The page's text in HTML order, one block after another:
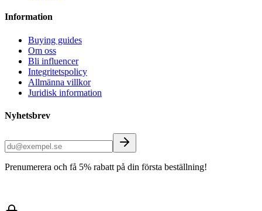
Information
Buying guides
Om oss
Bli influencer
Integritetspolicy
Allmänna villkor
Juridisk information
Nyhetsbrev
Prenumerera och få 5% rabatt på din första beställning!